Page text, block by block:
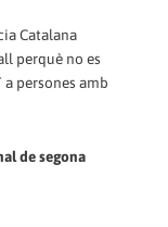
Catalana
perquè no es
persones amb
de segona